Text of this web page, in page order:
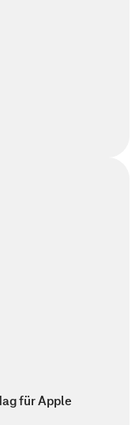
für Apple